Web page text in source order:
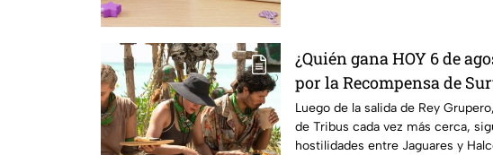
¿Quién gana HOY 6 de
por la Recompensa de
La Reliquia en Llamas?
Luego de la salida de Rey
de Tribus cada vez más cerca,
hostilidades entre Jaguares y